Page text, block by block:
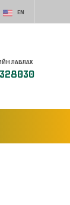
EN
ЛАВЛАХ